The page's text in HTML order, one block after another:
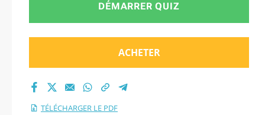
DÉMARRER QUIZ
ACHETER
TÉLÉCHARGER LE PDF